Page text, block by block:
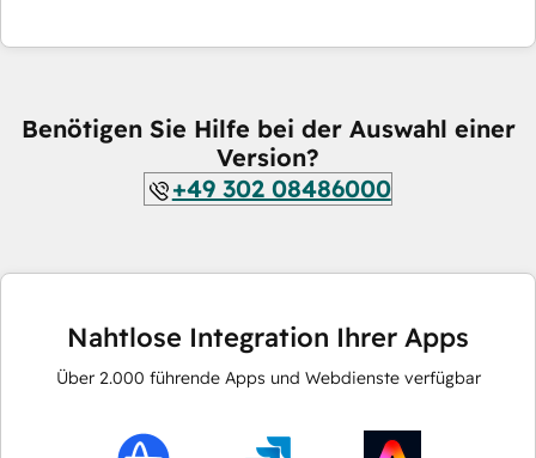
Benötigen Sie Hilfe bei der Auswahl einer
Version?
+49 302 08486000
Nahtlose Integration Ihrer Apps
Über 2.000 führende Apps und Webdienste verfügbar